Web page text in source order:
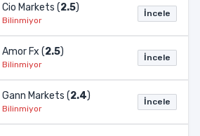
Cio Markets (2.5)
Bilinmiyor
İncele
Amor Fx (2.5)
Bilinmiyor
İncele
Gann Markets (2.4)
Bilinmiyor
İncele